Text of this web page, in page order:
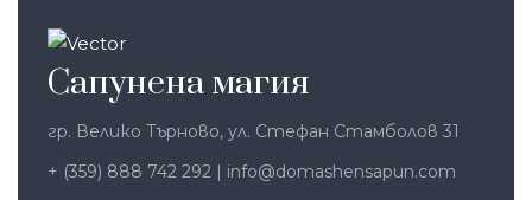
Сапунена магия
гр. Велико Търново, ул. Стефан Стамболов 31
+ (359) 888 742 292 | info@domashensapun.com